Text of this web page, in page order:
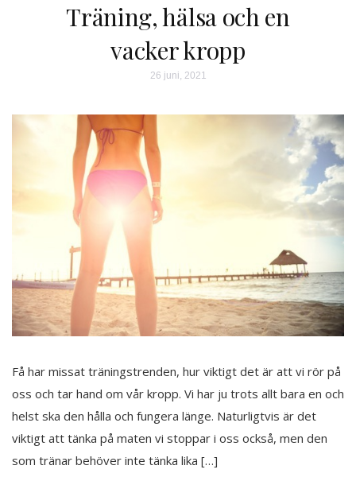
Träning, hälsa och en
vacker kropp
26 juni, 2021
Få har missat träningstrenden, hur viktigt det är att vi rör på
oss och tar hand om vår kropp. Vi har ju trots allt bara en och
helst ska den hålla och fungera länge. Naturligtvis är det
viktigt att tänka på maten vi stoppar i oss också, men den
som tränar behöver inte tänka lika […]